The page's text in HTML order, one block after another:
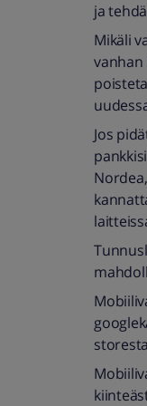
ja
Mikäli
Jos